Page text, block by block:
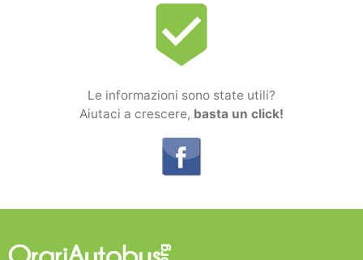
beenhere
Le informazioni sono state utili?
Aiutaci a crescere, basta un click!